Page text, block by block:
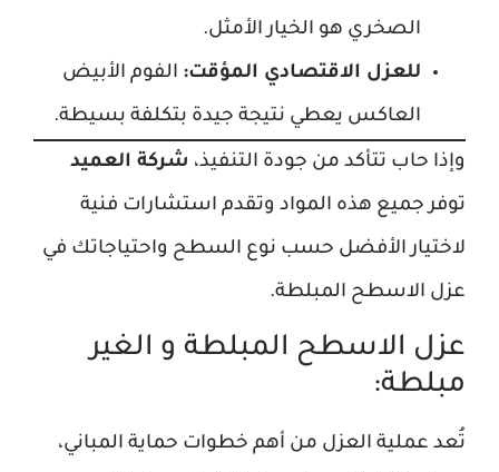
الصخري هو الخيار الأمثل.
للعزل الاقتصادي المؤقت: الفوم الأبيض
العاكس يعطي نتيجة جيدة بتكلفة بسيطة.
وإذا حاب تتأكد من جودة التنفيذ، شركة العميد
توفر جميع هذه المواد وتقدم استشارات فنية
لاختيار الأفضل حسب نوع السطح واحتياجاتك في
عزل الاسطح المبلطة.
عزل الاسطح المبلطة و الغير
مبلطة:
تُعد عملية العزل من أهم خطوات حماية المباني،